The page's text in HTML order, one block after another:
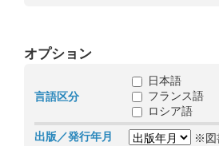
オプション
言語区分
日本語
フランス語
ロシア語
出版／発行年月
※図